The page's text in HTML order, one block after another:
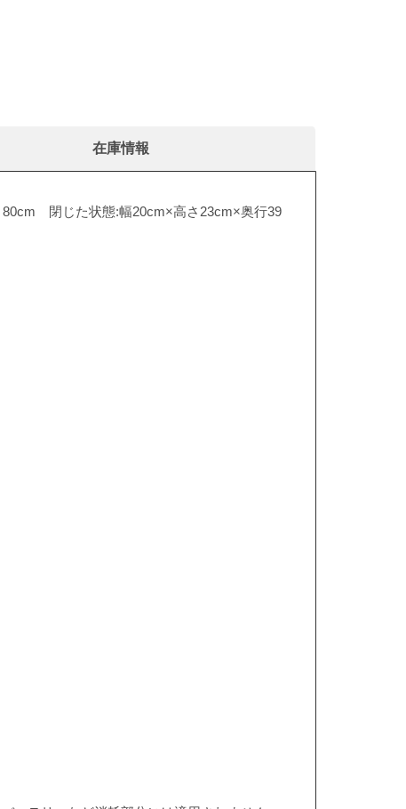
在庫情報
閉じた状態:幅20cm×高さ23cm×奥行39